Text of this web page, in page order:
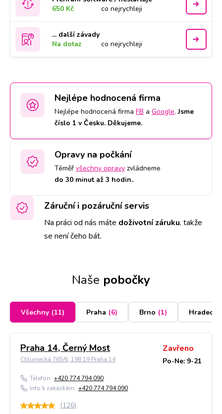
650 Kč
co nejrychleji
... další závady
Na dotaz
co nejrychleji
Nejlépe hodnocená firma
Nejlépe hodnocená firma FB a Google.Jsme
číslo 1 v Česku. Děkujeme.
Opravy na počkání
Téměř všechny opravy zvládneme
do 30 minut až 3 hodin..
Záruční i pozáruční servis
Na práci od nás máte doživotní záruku, takže
se není čeho bát.
Naše pobočky
Všechny (11) Praha (6) Brno (1) Hradec
Praha 14, Černý Most
Chlumecká 765/6, 198 19 Praha 14
Zavřeno
Po-Ne: 9-21
Telefon: +420 774 794 090
Info k zakázkám: +420 774 794 090
(126)